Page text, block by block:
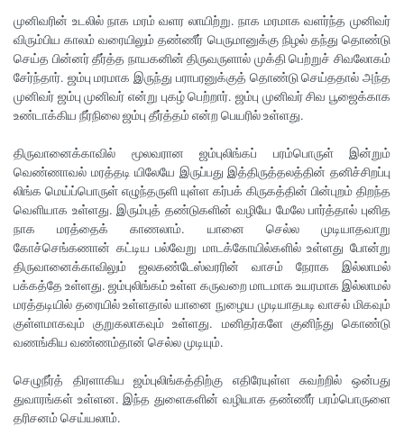
முனிவரின் உடலில் நாக மரம் வளர லாயிற்று. நாக மரமாக வளர்ந்த முனிவர்
விரும்பிய காலம் வரையிலும் தண்ணீர் பெருமானுக்கு நிழல் தந்து தொண்டு
செய்த பின்னர் தீர்த்த நாயகனின் திருவருளால் முக்தி பெற்றுச் சிவலோகம்
சேர்ந்தார். ஜம்பு மரமாக இருந்து பராபரனுக்குத் தொண்டு செய்ததால் அந்த
முனிவர் ஜம்பு முனிவர் என்று புகழ் பெற்றார். ஜம்பு முனிவர் சிவ பூஜைக்காக
உண்டாக்கிய நீர்நிலை ஜம்பு தீர்த்தம் என்ற பெயரில் உள்ளது.
திருவானைக்காவில் மூலவரான ஜம்புலிங்கப் பரம்பொருள் இன்றும்
வெண்ணாவல் மரத்தடி யிலேயே இருப்பது இத்திருத்தலத்தின் தனிச்சிறப்பு
லிங்க மெய்ப்பொருள் எழுந்தருளி யுள்ள கர்பக் கிருகத்தின் பின்புறம் திறந்த
வெளியாக உள்ளது. இரும்புத் தண்டுகளின் வழியே மேலே பார்த்தால் புனித
நாக மரத்தைக் காணலாம். யானை செல்ல முடியாதவாறு
கோச்செங்கணான் கட்டிய பல்வேறு மாடக்கோயில்களில் உள்ளது போன்று
திருவானைக்காவிலும் ஜலகண்டேஸ்வரரின் வாசம் நேராக இல்லாமல்
பக்கத்தே உள்ளது. ஜம்புலிங்கம் உள்ள கருவறை மாடமாக உயரமாக இல்லாமல்
மரத்தடியில் தரையில் உள்ளதால் யானை நுழைய முடியாதபடி வாசல் மிகவும்
குள்ளமாகவும் குறுகலாகவும் உள்ளது. மனிதர்களே குனிந்து கொண்டு
வணங்கிய வண்ணம்தான் செல்ல முடியும்.
செழுநீர்த் திரளாகிய ஜம்புலிங்கத்திற்கு எதிரேயுள்ள சுவற்றில் ஒன்பது
துவாரங்கள் உள்ளன. இந்த துளைகளின் வழியாக தண்ணீர் பரம்பொருளை
தரிசனம் செய்யலாம்.